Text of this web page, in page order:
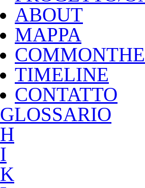
ABOUT
MAPPA
TIMELINE
CONTATTO
GLOSSARIO
H
I
K